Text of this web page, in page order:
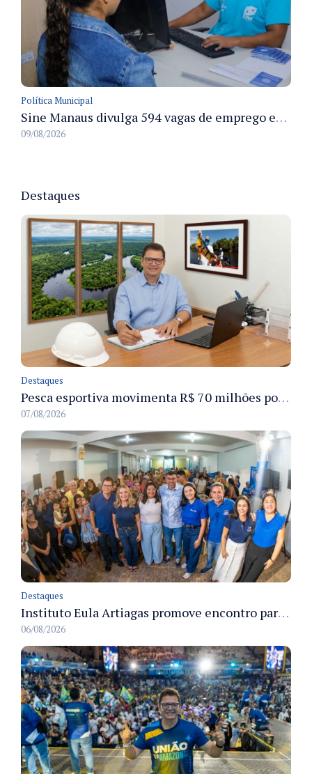
Política Municipal
Sine Manaus divulga 594 vagas de emprego em Manaus com atendimento presencial nesta segunda-feira
09/08/2026
Destaques
Destaques
Pesca esportiva movimenta R$ 70 milhões por ano e ganha espaço na economia sustentável do Amazonas
07/08/2026
Destaques
Instituto Eula Artiagas promove encontro para discutir melhorias para o bairro Petrópolis
06/08/2026